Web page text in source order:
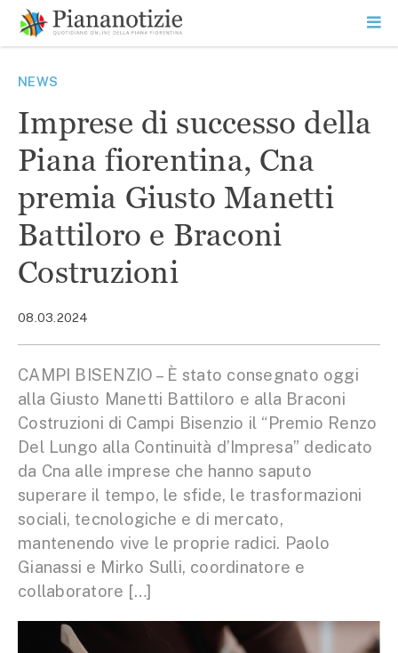
contenuto
SEARCH
NEWS
Imprese di successo della
Piana fiorentina, Cna
premia Giusto Manetti
Battiloro e Braconi
Costruzioni
08.03.2024
CAMPI BISENZIO – È stato consegnato oggi
alla Giusto Manetti Battiloro e alla Braconi
Costruzioni di Campi Bisenzio il “Premio Renzo
Del Lungo alla Continuità d’Impresa” dedicato
da Cna alle imprese che hanno saputo
superare il tempo, le sfide, le trasformazioni
sociali, tecnologiche e di mercato,
mantenendo vive le proprie radici. Paolo
Gianassi e Mirko Sulli, coordinatore e
collaboratore […]